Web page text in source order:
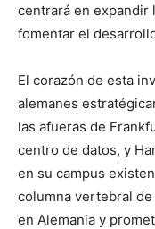
centrará en expandir
fomentar el
El corazón de esta
alemanes
las afueras de
centro de datos, y
en su campus
columna vertebral
en Alemania y